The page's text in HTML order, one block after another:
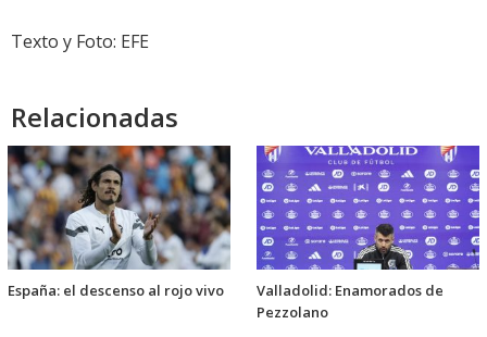
Texto y Foto: EFE
Relacionadas
España: el descenso al rojo vivo
Valladolid: Enamorados de
Pezzolano